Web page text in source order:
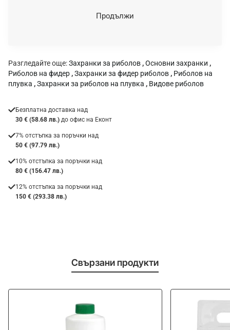
Продължи
Разгледайте още:Захранки за риболов ,Основни захранки ,
Риболов на фидер ,Захранки за фидер риболов , Риболов на
плувка ,Захранки за риболов на плувка , Видове риболов
Безплатна доставка над
30 € (58.68 лв.) до офис на Еконт
7% отстъпка за поръчки над
50 € (97.79 лв.)
10% отстъпка за поръчки над
80 € (156.47 лв.)
12% отстъпка за поръчки над
150 € (293.38 лв.)
Свързани продукти